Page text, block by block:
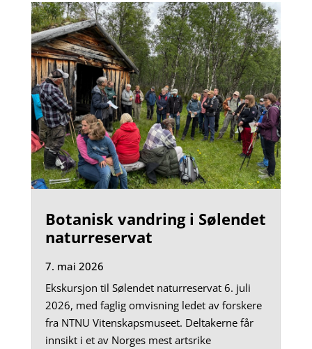
Botanisk vandring i Sølendet
naturreservat
7. mai 2026
Ekskursjon til Sølendet naturreservat 6. juli
2026, med faglig omvisning ledet av forskere
fra NTNU Vitenskapsmuseet. Deltakerne får
innsikt i et av Norges mest artsrike